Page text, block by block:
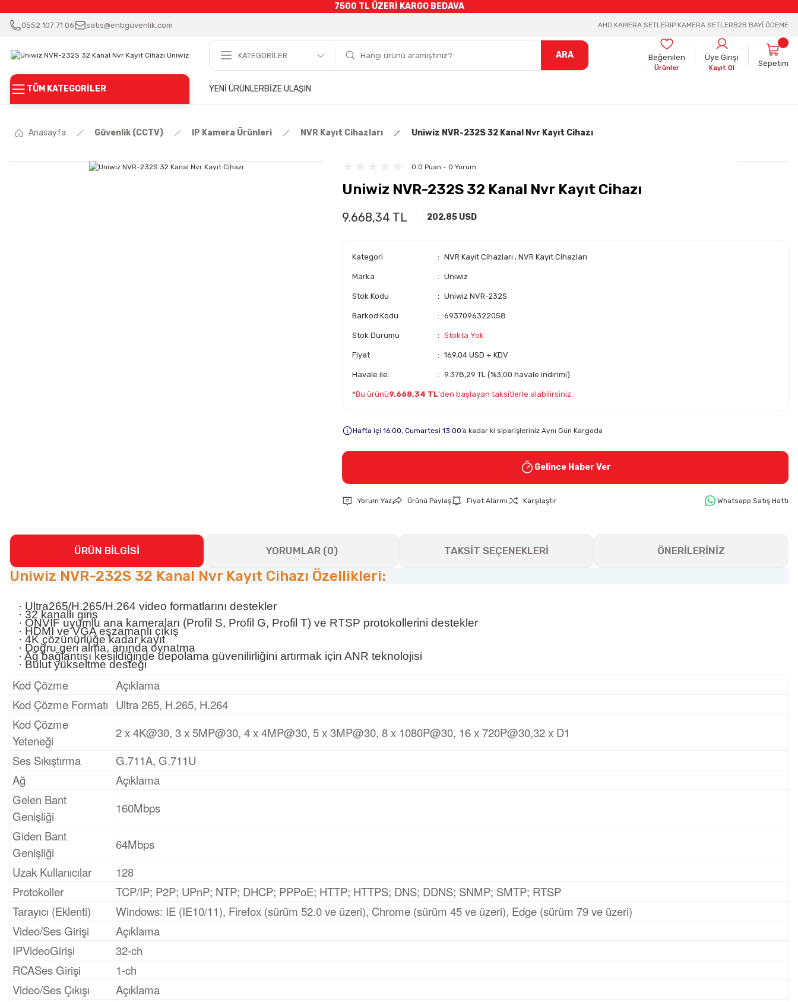
7500 TL ÜZERİ KARGO BEDAVA
0552 107 71 06 satis@enbgüvenlik.com AHD KAMERA SETLERIP KAMERA SETLERB2B BAYİ ÖDEME
ARA Beğenilen
Ürünler
Üye Girişi
Kayıt Ol
Sepetim
TÜM KATEGORİLER YENİ ÜRÜNLERBİZE ULAŞIN
Anasayfa Güvenlik (CCTV) IP Kamera Ürünleri NVR Kayıt Cihazları Uniwiz NVR-232S 32 Kanal Nvr Kayıt Cihazı
0.0 Puan - 0 Yorum
Uniwiz NVR-232S 32 Kanal Nvr Kayıt Cihazı
9.668,34 TL 202,85 USD
Kategori NVR Kayıt Cihazları , NVR Kayıt Cihazları
Marka Uniwiz
Stok Kodu Uniwiz NVR-232S
Barkod Kodu 6937096322058
Stok Durumu Stokta Yok
Fiyat 169,04 USD + KDV
Havale ile: 9.378,29 TL (%3,00 havale indirimi)
*Bu ürünü9.668,34 TL'den başlayan taksitlerle alabilirsiniz.
Hafta içi 16:00, Cumartesi 13:00’a kadar ki siparişleriniz Aynı Gün Kargoda
Gelince Haber Ver
Yorum Yaz Ürünü Paylaş Fiyat Alarmı Karşılaştır Whatsapp Satış Hattı
ÜRÜN BİLGİSİ YORUMLAR (0) TAKSİT SEÇENEKLERİ ÖNERİLERİNİZ
Uniwiz NVR-232S 32 Kanal Nvr Kayıt Cihazı Özellikleri:
· Ultra265/H.265/H.264 video formatlarını destekler
· 32 kanallı giriş
· ONVIF uyumlu ana kameraları (Profil S, Profil G, Profil T) ve RTSP protokollerini destekler
· HDMI ve VGA eşzamanlı çıkış
· 4K çözünürlüğe kadar kayıt
· Doğru geri alma, anında oynatma
· Ağ bağlantısı kesildiğinde depolama güvenilirliğini artırmak için ANR teknolojisi
· Bulut yükseltme desteği
Kod Çözme
Açıklama
Kod Çözme Formatı Ultra 265, H.265, H.264
Kod Çözme
Yeteneği
2 x 4K@30, 3 x 5MP@30, 4 x 4MP@30, 5 x 3MP@30, 8 x 1080P@30, 16 x 720P@30,32 x D1
Ses Sıkıştırma
G.711A, G.711U
Ağ
Açıklama
Gelen Bant
Genişliği
160Mbps
Giden Bant
Genişliği
64Mbps
Uzak Kullanıcılar
128
Protokoller
TCP/IP; P2P; UPnP; NTP; DHCP; PPPoE; HTTP; HTTPS; DNS; DDNS; SNMP; SMTP; RTSP
Tarayıcı (Eklenti)
Windows: IE (IE10/11), Firefox (sürüm 52.0 ve üzeri), Chrome (sürüm 45 ve üzeri), Edge (sürüm 79 ve üzeri)
Video/Ses Girişi
Açıklama
IPVideoGirişi
32‑ch
RCASes Girişi
1‑ch
Video/Ses Çıkışı
Açıklama